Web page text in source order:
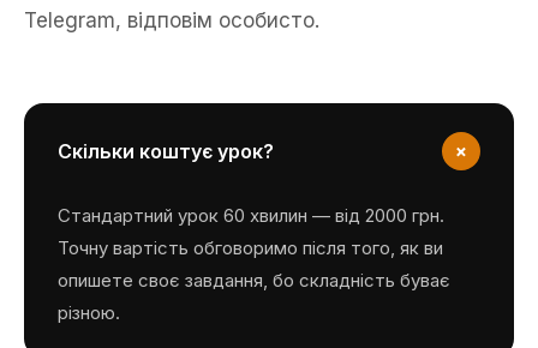
Telegram, відповім особисто.
Скільки коштує урок? +
Стандартний урок 60 хвилин — від 2000 грн.
Точну вартість обговоримо після того, як ви
опишете своє завдання, бо складність буває
різною.